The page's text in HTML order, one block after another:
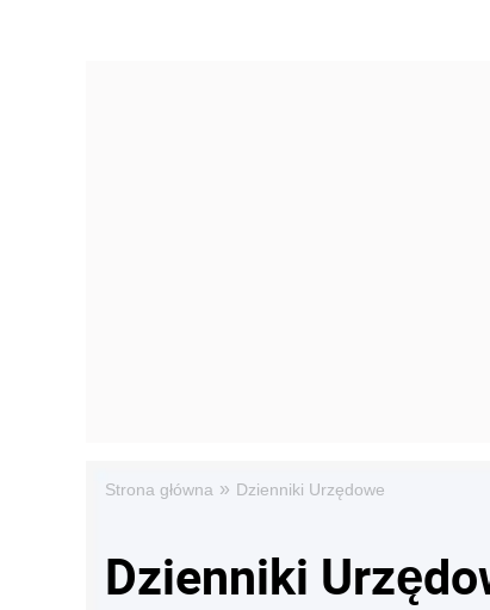
Strona główna » Dzienniki Urzędowe
Dzienniki